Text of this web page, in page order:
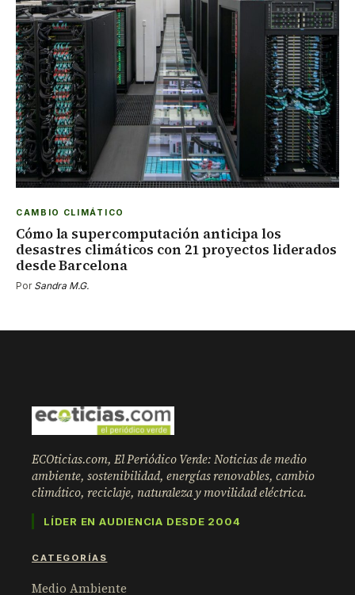
CAMBIO CLIMÁTICO
Cómo la supercomputación anticipa los
desastres climáticos con 21 proyectos liderados
desde Barcelona
Por Sandra M.G.
ECOticias.com, El Periódico Verde: Noticias de medio
ambiente, sostenibilidad, energías renovables, cambio
climático, reciclaje, naturaleza y movilidad eléctrica.
LÍDER EN AUDIENCIA DESDE 2004
CATEGORÍAS
Medio Ambiente